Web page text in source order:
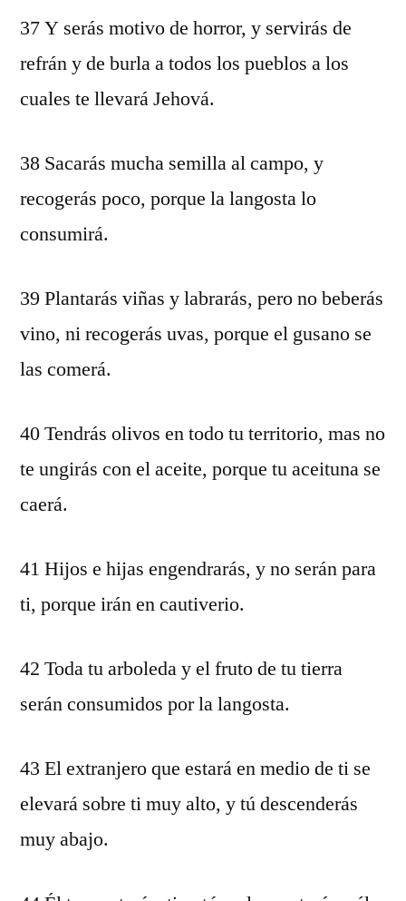
37 Y serás motivo de horror, y servirás de
refrán y de burla a todos los pueblos a los
cuales te llevará Jehová.
38 Sacarás mucha semilla al campo, y
recogerás poco, porque la langosta lo
consumirá.
39 Plantarás viñas y labrarás, pero no beberás
vino, ni recogerás uvas, porque el gusano se
las comerá.
40 Tendrás olivos en todo tu territorio, mas no
te ungirás con el aceite, porque tu aceituna se
caerá.
41 Hijos e hijas engendrarás, y no serán para
ti, porque irán en cautiverio.
42 Toda tu arboleda y el fruto de tu tierra
serán consumidos por la langosta.
43 El extranjero que estará en medio de ti se
elevará sobre ti muy alto, y tú descenderás
muy abajo.